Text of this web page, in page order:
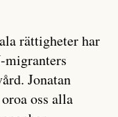
här El Niñon
nu Zeke
rättigheter har
migranters
Jonatan
oss alla